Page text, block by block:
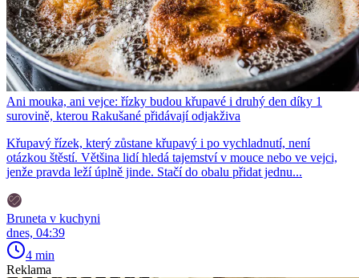
Ani mouka, ani vejce: řízky budou křupavé i druhý den díky 1
surovině, kterou Rakušané přidávají odjakživa
Křupavý řízek, který zůstane křupavý i po vychladnutí, není
otázkou štěstí. Většina lidí hledá tajemství v mouce nebo ve vejci,
jenže pravda leží úplně jinde. Stačí do obalu přidat jednu...
Bruneta v kuchyni
dnes, 04:39
4 min
Reklama